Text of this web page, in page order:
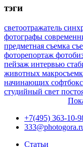
тэги
светоотражатель
фотографы
предметная съемка
фоторепортаж
пейзаж интервью
животных
начинающих софтбокс
студийный свет
+7(495) 363-10-
Статьи